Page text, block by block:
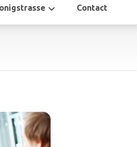
Contact